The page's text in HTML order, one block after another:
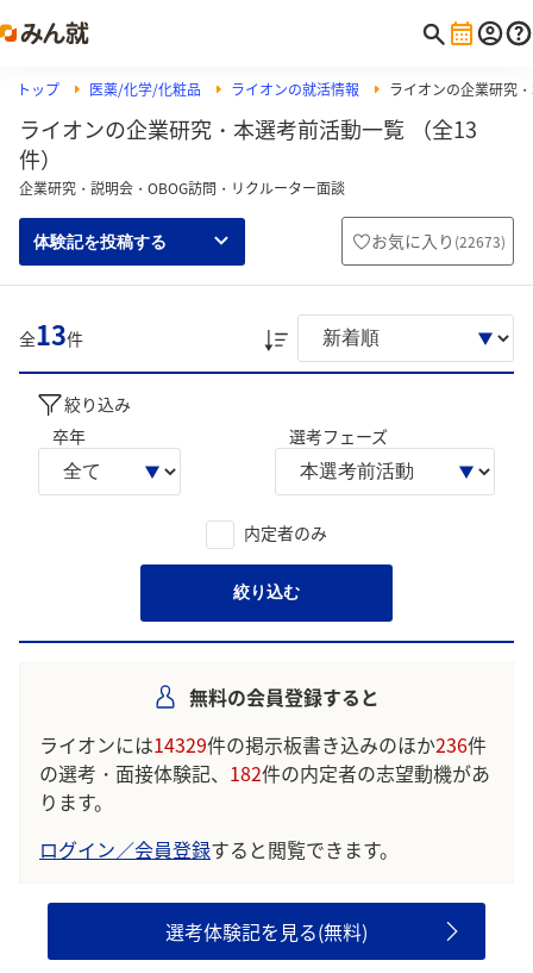
トップ 医薬/化学/化粧品 ライオンの就活情報 ライオンの企業研究
ライオンの企業研究・本選考前活動一覧 （全13
件）
企業研究・説明会・OBOG訪問・リクルーター面談
体験記を投稿する お気に入り (22673)
全13件
絞り込み
卒年
選考フェーズ
内定者のみ
絞り込む
無料の会員登録すると
ライオンには14329件の掲示板書き込みのほか236件
の選考・面接体験記、 182件の内定者の志望動機があ
ります。
ログイン／会員登録すると閲覧できます。
選考体験記を見る(無料)